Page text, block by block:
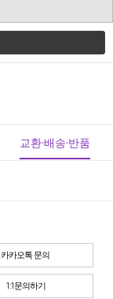
교환·배송·반품
카카오톡 문의
1:1문의하기